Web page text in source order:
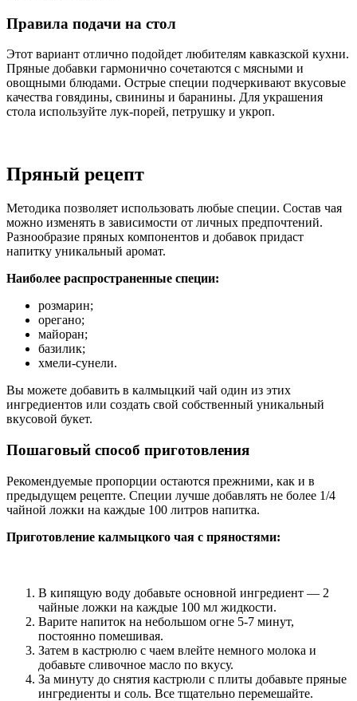
Правила подачи на стол
Этот вариант отлично подойдет любителям кавказской кухни.
Пряные добавки гармонично сочетаются с мясными и
овощными блюдами. Острые специи подчеркивают вкусовые
качества говядины, свинины и баранины. Для украшения
стола используйте лук-порей, петрушку и укроп.
Пряный рецепт
Методика позволяет использовать любые специи. Состав чая
можно изменять в зависимости от личных предпочтений.
Разнообразие пряных компонентов и добавок придаст
напитку уникальный аромат.
Наиболее распространенные специи:
розмарин;
орегано;
майоран;
базилик;
хмели-сунели.
Вы можете добавить в калмыцкий чай один из этих
ингредиентов или создать свой собственный уникальный
вкусовой букет.
Пошаговый способ приготовления
Рекомендуемые пропорции остаются прежними, как и в
предыдущем рецепте. Специи лучше добавлять не более 1/4
чайной ложки на каждые 100 литров напитка.
Приготовление калмыцкого чая с пряностями:
В кипящую воду добавьте основной ингредиент — 2
чайные ложки на каждые 100 мл жидкости.
Варите напиток на небольшом огне 5-7 минут,
постоянно помешивая.
Затем в кастрюлю с чаем влейте немного молока и
добавьте сливочное масло по вкусу.
За минуту до снятия кастрюли с плиты добавьте пряные
ингредиенты и соль. Все тщательно перемешайте.